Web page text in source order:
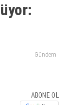
Gündem
ABONE OL